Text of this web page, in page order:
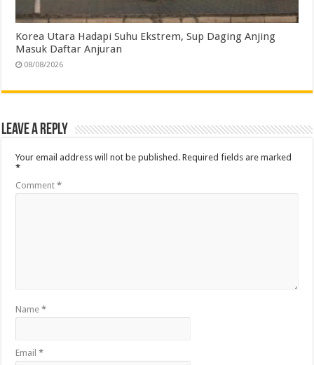
Korea Utara Hadapi Suhu Ekstrem, Sup Daging Anjing
Masuk Daftar Anjuran
08/08/2026
Leave a Reply
Your email address will not be published. Required fields are marked
*
Comment*
Name*
Email*